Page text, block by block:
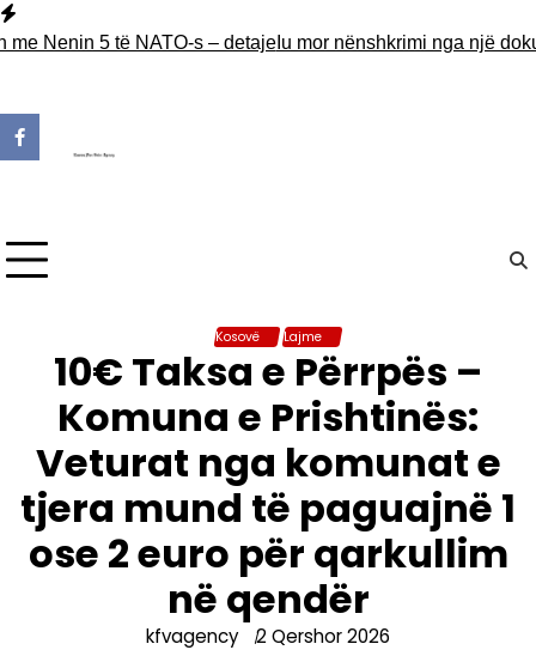
Skip
to
5 të NATO-s – detajeIu mor nënshkrimi nga një
Kosovë Lajme
10€ Taksa e Përrpës –
Komuna e Prishtinës:
Veturat nga komunat e
tjera mund të paguajnë 1
ose 2 euro për qarkullim
në qendër
kfvagency 2 Qershor 2026